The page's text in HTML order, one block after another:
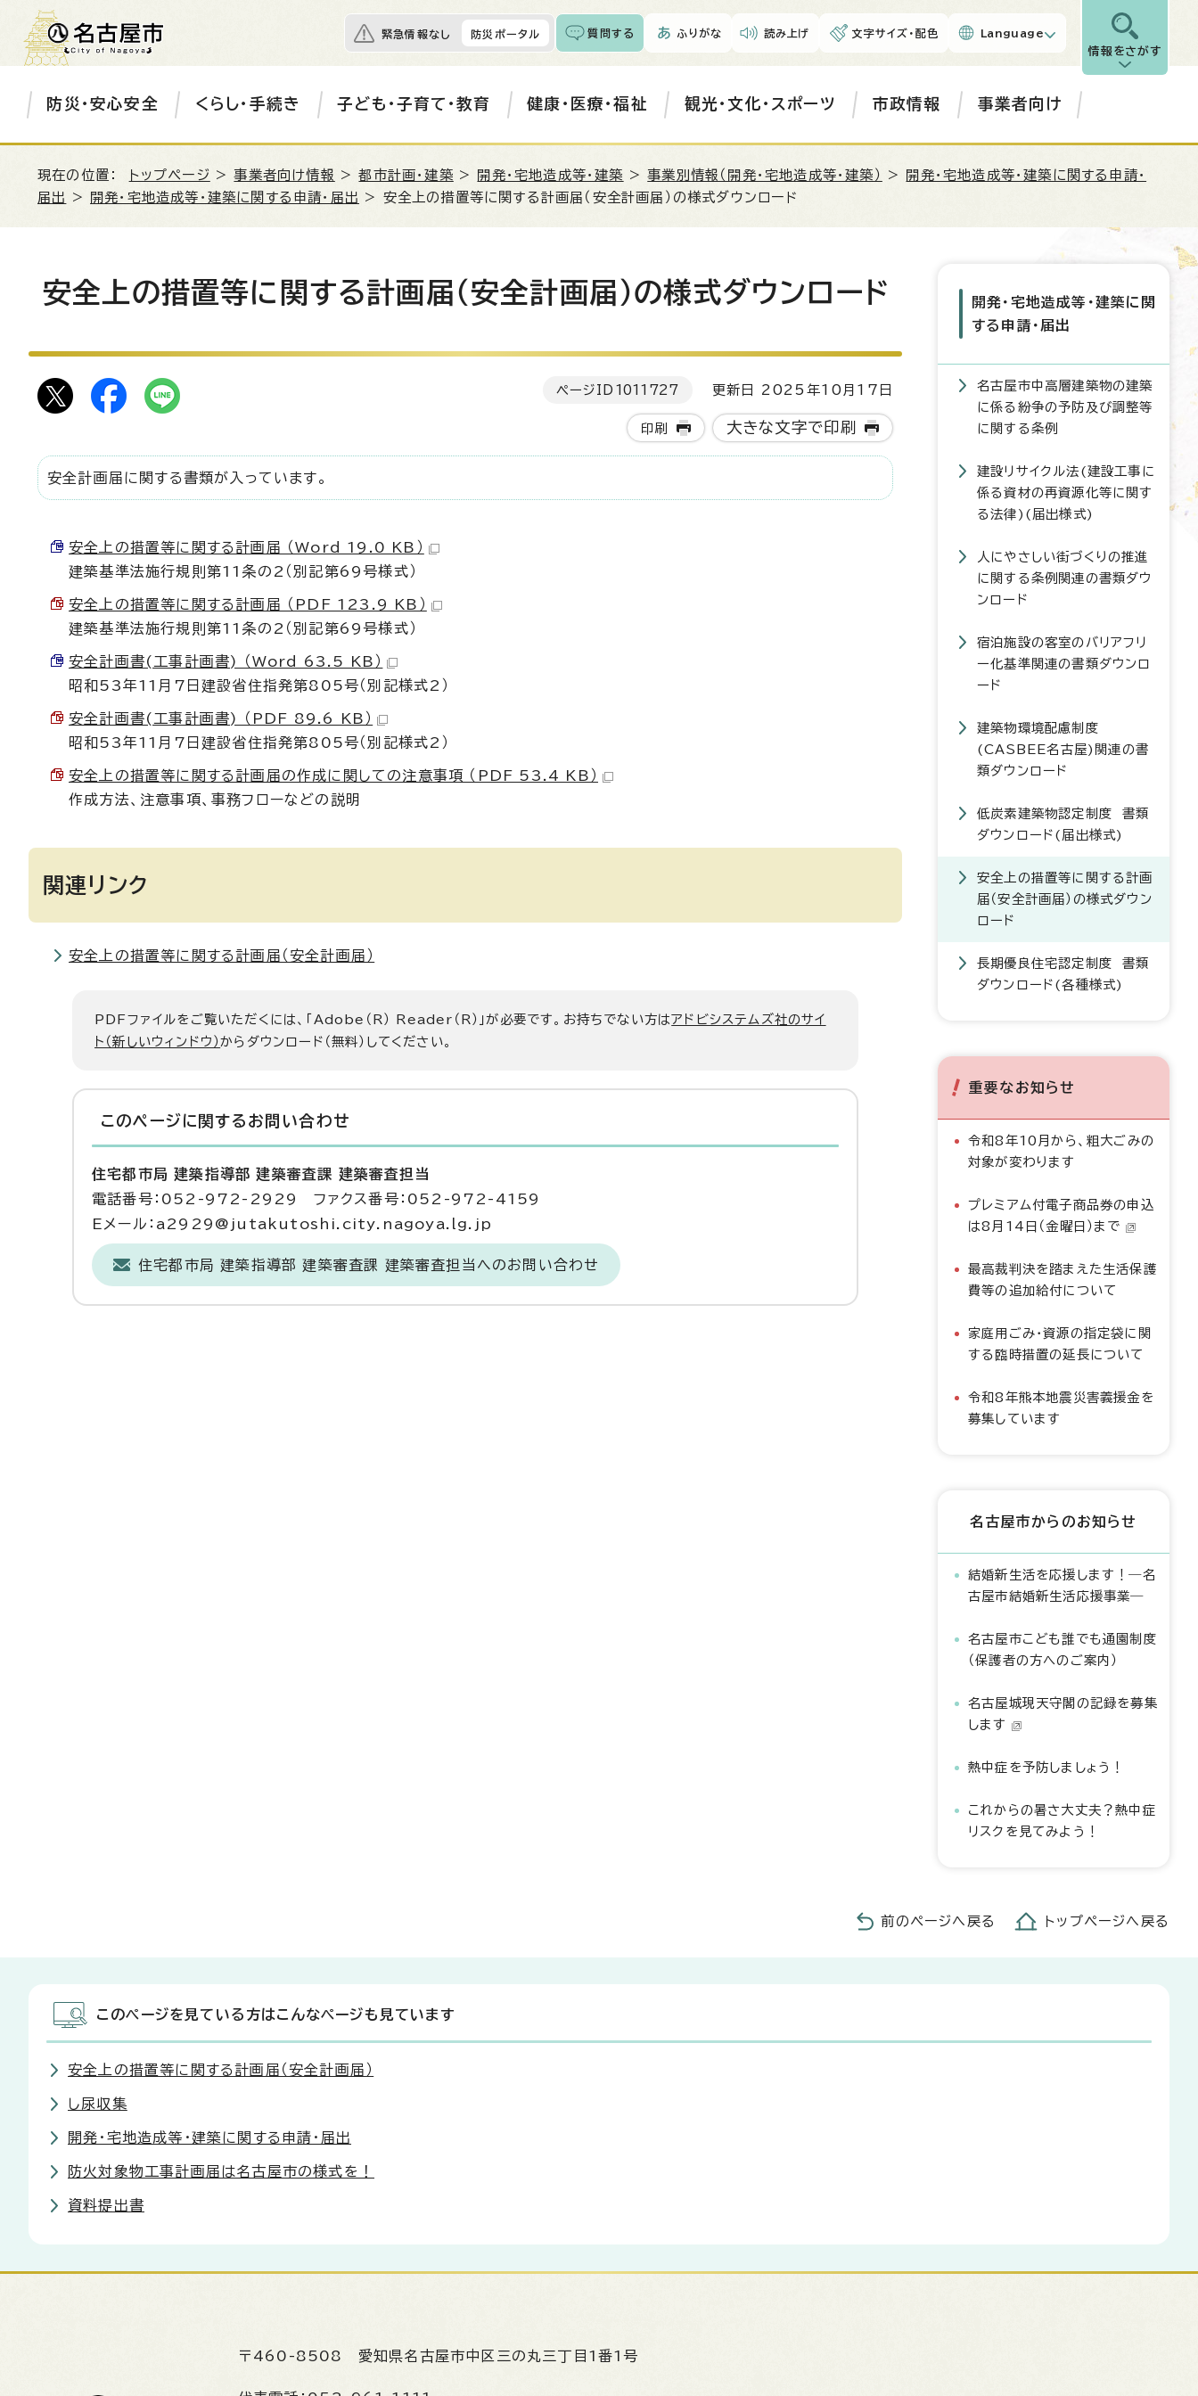
緊急情報なし 防災ポータル 質問する ふりがな 読み上げ 文字サイズ・配色 Language
情報をさがす
防災・安心安全 くらし・手続き 子ども・子育て・教育 健康・医療・福祉 観光・文化・スポーツ 市政情報 事業者向け
現在の位置： トップページ >事業者向け情報 >都市計画・建築 > 開発・宅地造成等・建築 >事業別情報（開発・宅地造成等・建築） >
開発・宅地造成等・建築に関する申請・
届出
> 開発・宅地造成等・建築に関する申請・届出 > 安全上の措置等に関する計画届（安全計画届）の様式ダウンロード
安全上の措置等に関する計画届（安全計画届）の様式ダウンロード
ページID 1011727 更新日 2025年10月17日
印刷 大きな文字で印刷
安全計画届に関する書類が入っています。
安全上の措置等に関する計画届 （Word 19.0 KB）
建築基準法施行規則第11条の2（別記第69号様式）
安全上の措置等に関する計画届 （PDF 123.9 KB）
建築基準法施行規則第11条の2（別記第69号様式）
安全計画書(工事計画書) （Word 63.5 KB）
昭和53年11月7日建設省住指発第805号（別記様式2）
安全計画書(工事計画書) （PDF 89.6 KB）
昭和53年11月7日建設省住指発第805号（別記様式2）
安全上の措置等に関する計画届の作成に関しての注意事項 （PDF 53.4 KB）
作成方法、注意事項、事務フローなどの説明
関連リンク
安全上の措置等に関する計画届（安全計画届）
PDFファイルをご覧いただくには、「Adobe（R） Reader（R）」が必要です。お持ちでない方はアドビシステムズ社のサイ
ト（新しいウィンドウ）からダウンロード（無料）してください。
このページに関する お問い合わせ
住宅都市局 建築指導部 建築審査課 建築審査担当
電話番号：052-972-2929 ファクス番号：052-972-4159
Eメール：a2929@jutakutoshi.city.nagoya.lg.jp
住宅都市局 建築指導部 建築審査課 建築審査担当へのお問い合わせ
開発・宅地造成等・建築に関
する申請・届出
名古屋市中高層建築物の建築
に係る紛争の予防及び調整等
に関する条例
建設リサイクル法(建設工事に
係る資材の再資源化等に関す
る法律)(届出様式)
人にやさしい街づくりの推進
に関する条例関連の書類ダウ
ンロード
宿泊施設の客室のバリアフリ
ー化基準関連の書類ダウンロ
ード
建築物環境配慮制度
(CASBEE名古屋)関連の書
類ダウンロード
低炭素建築物認定制度 書類
ダウンロード(届出様式)
安全上の措置等に関する計画
届（安全計画届）の様式ダウン
ロード
長期優良住宅認定制度 書類
ダウンロード(各種様式)
重要なお知らせ
令和8年10月から、粗大ごみの
対象が変わります
プレミアム付電子商品券の申込
は8月14日（金曜日）まで
最高裁判決を踏まえた生活保護
費等の追加給付について
家庭用ごみ・資源の指定袋に関
する臨時措置の延長について
令和8年熊本地震災害義援金を
募集しています
名古屋市からのお知らせ
結婚新生活を応援します！―名
古屋市結婚新生活応援事業―
名古屋市こども誰でも通園制度
（保護者の方へのご案内）
名古屋城現天守閣の記録を募集
します
熱中症を予防しましょう！
これからの暑さ大丈夫？熱中症
リスクを見てみよう！
前のページへ戻る トップページへ戻る
このページを見ている方はこんなページも見ています
安全上の措置等に関する計画届（安全計画届）
し尿収集
開発・宅地造成等・建築に関する申請・届出
防火対象物工事計画届は名古屋市の様式を！
資料提出書
〒460-8508 愛知県名古屋市中区三の丸三丁目1番1号